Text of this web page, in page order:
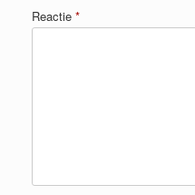
Reactie *